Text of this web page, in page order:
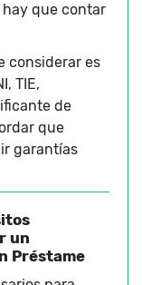
que contar
considerar es
TIE,
de
que
garantías
un
Préstame